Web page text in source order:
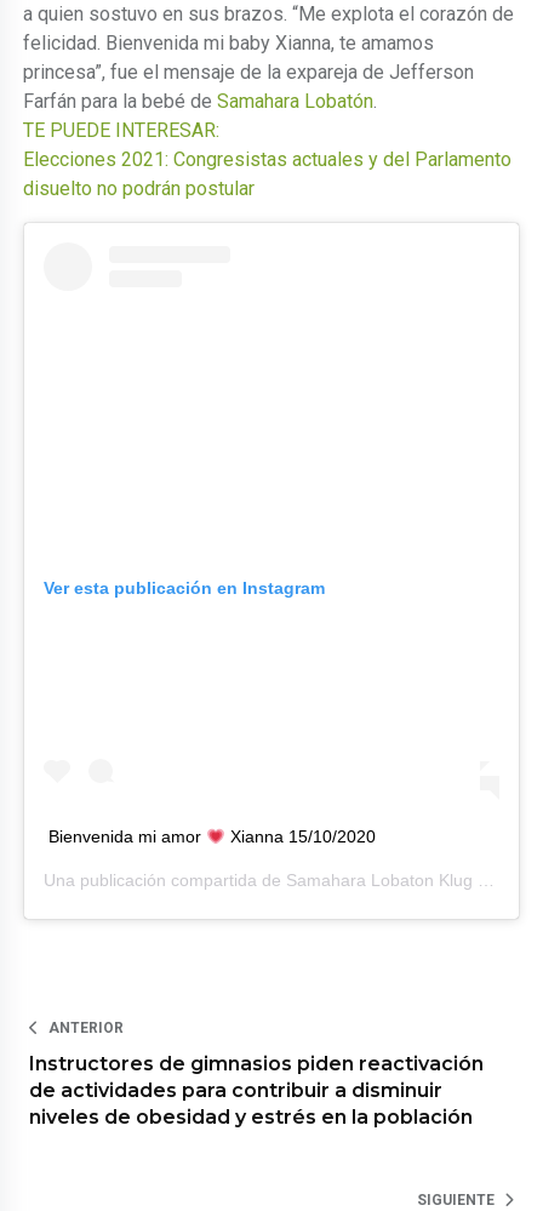
a quien sostuvo en sus brazos. “Me explota el corazón de
felicidad. Bienvenida mi baby Xianna, te amamos
princesa”, fue el mensaje de la expareja de Jefferson
Farfán para la bebé deSamahara Lobatón
TE PUEDE INTERESAR:
Elecciones 2021: Congresistas actuales y del Parlamento
disuelto no podrán postular
Ver esta publicación en Instagram
Bienvenida mi amor Xianna 15/10/2020
Una publicación compartida de Samahara Lobaton Klug
ANTERIOR
Instructores de gimnasios piden reactivación
de actividades para contribuir a disminuir
niveles de obesidad y estrés en la población
SIGUIENTE